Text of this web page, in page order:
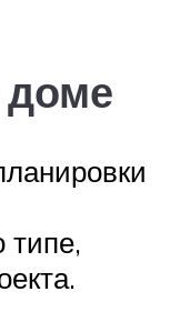
типе,